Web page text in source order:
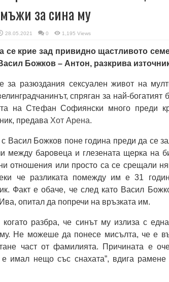
за сина му
28.05.2021 0 1,195 Views
се крие зад привидно щастливото
Божков – Антон, разкрива
за разюздания сексуален живот на
спряган за най-богатият
на Стефан Софиянски много преди
предава Хот Арена.
Васил Божков поне година преди да се
между баровеца и глезената щерка на
отношения или просто са се срещали
че разликата помежду им е 31
Факт е обаче, че след като Васил
опитал да попречи на връзката им.
когато разбра, че синът му излиза с
Не можеше да понесе мисълта, че е
част от фамилията. Причината е
имал нещо със снахата”, вдига рамене